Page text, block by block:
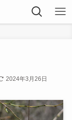
2024年3月26日